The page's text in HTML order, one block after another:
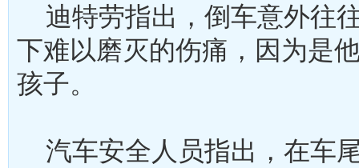
迪特劳指出，倒车意外往
下难以磨灭的伤痛，因为是
孩子。
汽车安全人员指出，在车